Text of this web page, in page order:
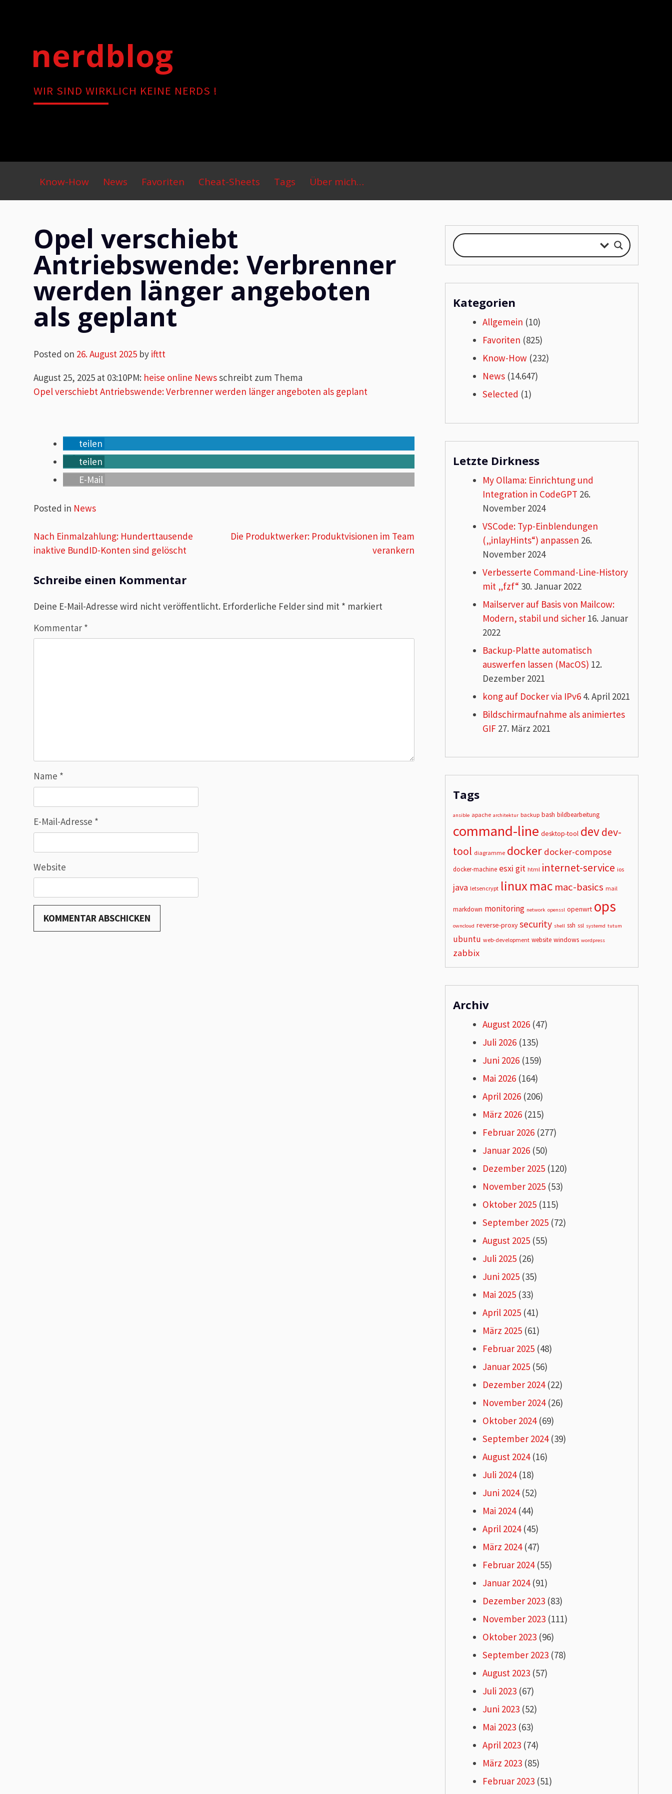
nerdblog
WIR SIND WIRKLICH KEINE NERDS !
Primary
Menu
Know-How News Favoriten Cheat-Sheets Tags Über mich…
Opel verschiebt
Antriebswende: Verbrenner
werden länger angeboten
als geplant
Posted on 26. August 2025 by ifttt
August 25, 2025 at 03:10PM: heise online Newsschreibt zum Thema
Opel verschiebt Antriebswende: Verbrenner werden länger angeboten als geplant
teilen
teilen
E-Mail
Posted in News
Beitragsnavigation
Nach Einmalzahlung: Hunderttausende
inaktive BundID-Konten sind gelöscht
Die Produktwerker: Produktvisionen im Team
verankern
Schreibe einen Kommentar
Deine E-Mail-Adresse wird nicht veröffentlicht. Erforderliche Felder sind mit * markiert
Kommentar *
Name *
E-Mail-Adresse *
Website
Kategorien
Allgemein (10)
Favoriten (825)
Know-How (232)
News(14.647)
Selected (1)
Letzte Dirkness
My Ollama: Einrichtung und
Integration in CodeGPT 26.
November 2024
VSCode: Typ-Einblendungen
(„inlayHints“) anpassen 26.
November 2024
Verbesserte Command-Line-History
mit „fzf“ 30. Januar 2022
Mailserver auf Basis von Mailcow:
Modern, stabil und sicher16. Januar
2022
Backup-Platte automatisch
auswerfen lassen (MacOS) 12.
Dezember 2021
kong auf Docker via IPv64. April 2021
Bildschirmaufnahme als animiertes
GIF27. März 2021
Tags
ansible apache architektur backup bash bildbearbeitung
command-line desktop-tool devdev-
tool diagramme docker docker-compose
docker-machine esxi git html internet-service ios
java letsencrypt linuxmac mac-basics mail
markdown monitoring network openssl openwrt ops
owncloud reverse-proxy security shell ssh ssl systemd tutum
ubuntu web-development website windows wordpress
zabbix
Archiv
August 2026(47)
Juli 2026(135)
Juni 2026(159)
Mai 2026(164)
April 2026(206)
März 2026(215)
Februar 2026(277)
Januar 2026(50)
Dezember 2025(120)
November 2025(53)
Oktober 2025(115)
September 2025(72)
August 2025(55)
Juli 2025(26)
Juni 2025(35)
Mai 2025(33)
April 2025(41)
März 2025(61)
Februar 2025(48)
Januar 2025(56)
Dezember 2024(22)
November 2024(26)
Oktober 2024(69)
September 2024(39)
August 2024(16)
Juli 2024(18)
Juni 2024(52)
Mai 2024(44)
April 2024(45)
März 2024(47)
Februar 2024(55)
Januar 2024(91)
Dezember 2023(83)
November 2023(111)
Oktober 2023(96)
September 2023(78)
August 2023(57)
Juli 2023(67)
Juni 2023(52)
Mai 2023(63)
April 2023(74)
März 2023(85)
Februar 2023(51)